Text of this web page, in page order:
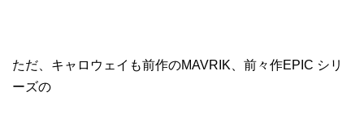
ただ、キャロウェイも前作のMAVRIK、前々作EPIC シリ
ーズの